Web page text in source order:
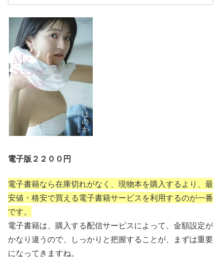
__mk_ja_JP=%E3%82%AB%E3%82%BF%E3
T&dib=eyJ2IjoiMSJ9.PEpYNKV7bGReeYfApM
9qX1O-
_W6OD1n_qwwbT60C66g8kX9n69Tj74bh-
n6RkZWnMBv3_v7a2Z4lQekR0NY7kH9dyyNk
KvJVDDXt6dsLYgGB2KlUtPgGRClP5TeiMwvT
Ev9VGRwPOuHHJ-
aF6kzmDkPipR2K65Zi_yy1IEroqghRiRqFRsx3
W72kcMAQwQAVveeGO1o9odxXXGNbYfmpm
GJSkahNLEsDLAzvwjNcEvOkV0tM42CxhzVR
UM5HiO4StDig-pI-
K2dgn3CHkhBv6Y5ZbViDorpo4zEnl9lt-
lzvu2dOd7dsHQ-
81%8B%2Caps%2C377&sr=8-
1&linkCode=ll1&tag=hiro94-
22&linkId=8aa7bd91e59662d3aec3bbfa061a0
5af&language=ja_JP&ref_=as_li_ss_tl
電子版２２００円
電子書籍なら在庫切れがなく、現物本を購入するより、最
安値・格安で買える電子書籍サービスを利用するのが一番
です。
電子書籍は、購入する配信サービスによって、金額設定が
かなり違うので、しっかりと把握することが、まずは重要
になってきますね。